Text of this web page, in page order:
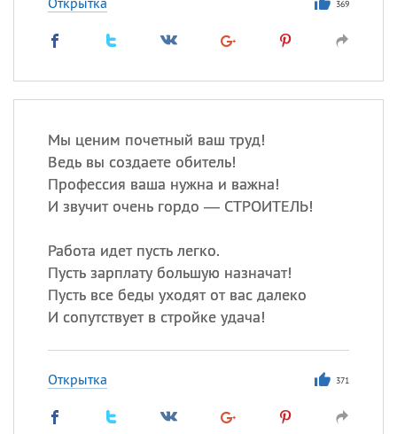
369
Мы ценим почетный ваш труд!
Ведь вы создаете обитель!
Профессия ваша нужна и важна!
И звучит очень гордо — СТРОИТЕЛЬ!
Работа идет пусть легко.
Пусть зарплату большую назначат!
Пусть все беды уходят от вас далеко
И сопутствует в стройке удача!
Открытка 371